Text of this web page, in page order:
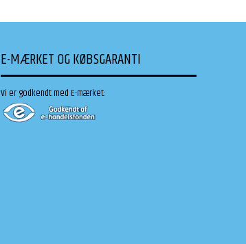
E-MÆRKET OG KØBSGARANTI
Vi er godkendt med E-mærket: